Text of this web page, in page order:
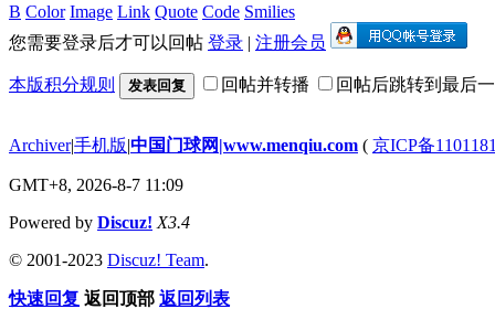
B Color Image Link Quote Code Smilies
您需要登录后才可以回帖 登录 | 注册会员
本版积分规则 发表回复 回帖并转播 回帖后跳转到最后
Archiver|手机版|中国门球网|www.menqiu.com ( 京ICP备
GMT+8, 2026-8-7 11:09
Powered by Discuz! X3.4
© 2001-2023 Discuz! Team.
快速回复 返回顶部 返回列表